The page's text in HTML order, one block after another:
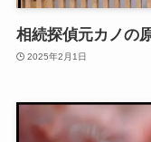
相続探偵元カノの
2025年2月1日